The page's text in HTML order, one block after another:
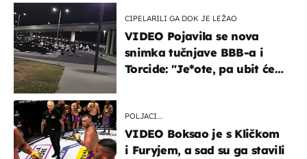
CIPELARILI GA DOK JE LEŽAO
VIDEO Pojavila se nova
snimka tučnjave BBB-a i
Torcide: "Je*ote, pa ubit će
POLJACI...
VIDEO Boksao je s Kličkom
i Furyjem, a sad su ga stavili